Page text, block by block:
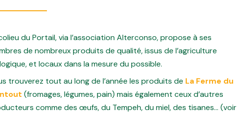
du Portail, via l’association Alterconso, propose à ses
de nombreux produits de qualité, issus de l’agriculture
et locaux dans la mesure du possible.
trouverez tout au long de l’année les produits de La Ferme du
(fromages, légumes, pain) mais également ceux d’autres
comme des œufs, du Tempeh, du miel, des tisanes… (voir